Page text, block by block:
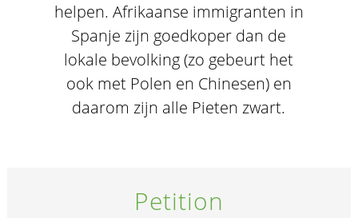
helpen. Afrikaanse immigranten in
Spanje zijn goedkoper dan de
lokale bevolking (zo gebeurt het
ook met Polen en Chinesen) en
daarom zijn alle Pieten zwart.
Petition